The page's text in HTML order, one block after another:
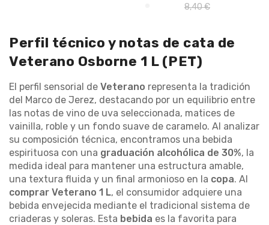
8,40 €
Perfil técnico y notas de cata de
Veterano Osborne 1 L (PET)
El perfil sensorial de Veterano representa la tradición
del Marco de Jerez, destacando por un equilibrio entre
las notas de vino de uva seleccionada, matices de
vainilla, roble y un fondo suave de caramelo. Al analizar
su composición técnica, encontramos una bebida
espirituosa con una graduación alcohólica de 30%, la
medida ideal para mantener una estructura amable,
una textura fluida y un final armonioso en la copa. Al
comprar Veterano 1 L, el consumidor adquiere una
bebida envejecida mediante el tradicional sistema de
criaderas y soleras. Esta bebida es la favorita para